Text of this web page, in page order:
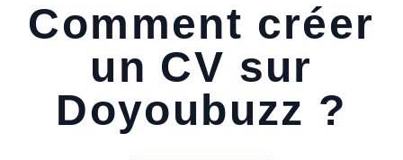
Comment créer
un CV sur
Doyoubuzz ?